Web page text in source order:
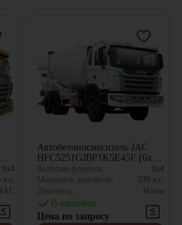
6x4
л.с.
JAC
Автобетоносмеситель JAC
HFC5251GJBP1K5E45F [6x4,
10.67 м³]
Колёсная формула:
6x4
Мощность двигателя:
339 л.с.
Двигатель:
Howo
В наличии
Цена по запросу